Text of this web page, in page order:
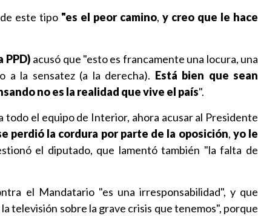
este tipo "es el peor camino, y creo que le hace
PPD) acusó que "esto es francamente una locura, una
a la sensatez (a la derecha). Está bien que sean
no es la realidad que vive el país".
todo el equipo de Interior, ahora acusar al Presidente
perdió la cordura por parte de la oposición, yo le
el diputado, que lamentó también "la falta de
el Mandatario "es una irresponsabilidad", y que
televisión sobre la grave crisis que tenemos", porque